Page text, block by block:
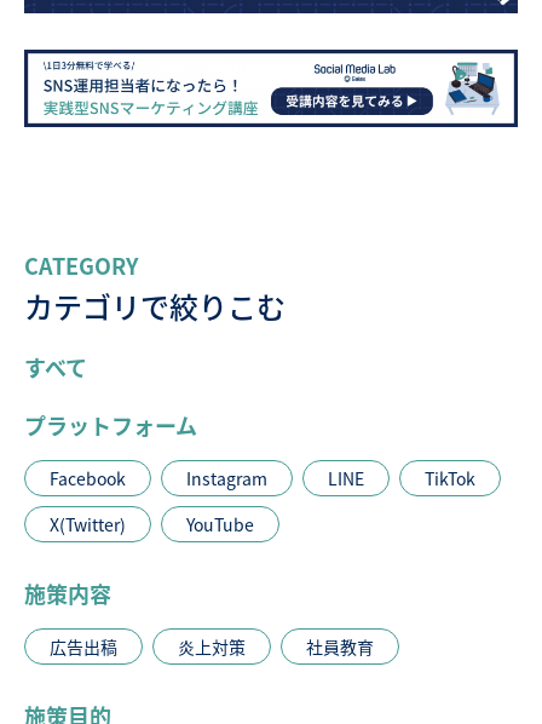
CATEGORY
カテゴリで絞りこむ
すべて
プラットフォーム
Facebook Instagram LINE
TikTok
X(Twitter)
YouTube
施策内容
広告出稿 炎上対策 社員教育
施策目的